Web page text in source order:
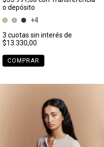
o depósito
+4
3 cuotas sin interés de
$13.330,00
COMPRAR